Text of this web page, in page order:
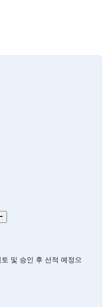
및 승인 후 선적 예정으